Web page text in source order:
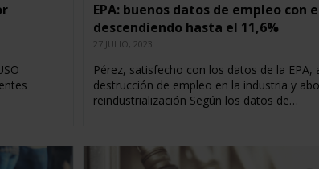
EPA: buenos datos de empleo con
descendiendo hasta el 11,6%
27 JULIO, 2023
Pérez, satisfecho con los datos de la EPA,
destrucción de empleo en la industria y
reindustrialización Según los datos de…